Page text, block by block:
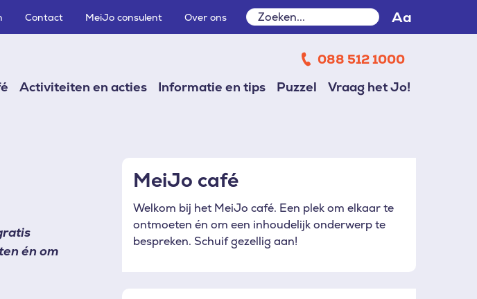
Contact MeiJo consulent Over ons
Zoeken
Zoeken Aa
088 512 1000
Activiteiten en acties Informatie en tips Puzzel Vraag het Jo!
én om
MeiJo café
Welkom bij het MeiJo café. Een plek om elkaar te
ontmoeten én om een inhoudelijk onderwerp te
bespreken. Schuif gezellig aan!